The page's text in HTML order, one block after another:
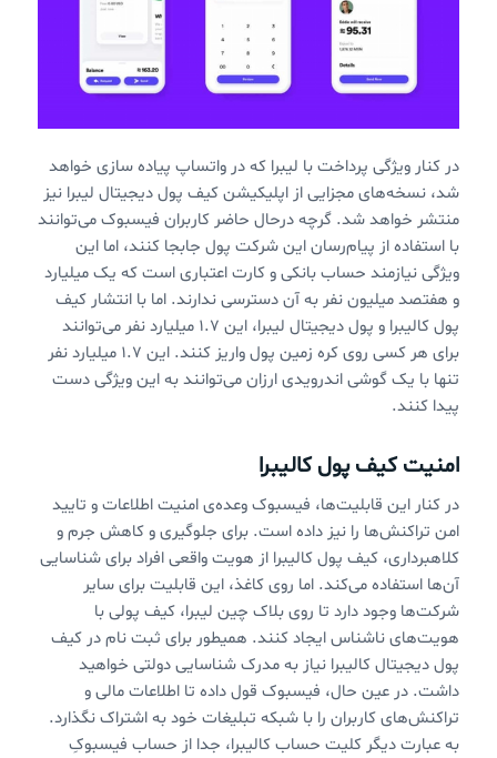
در کنار ویژگی پرداخت با لیبرا که در واتساپ پیاده سازی خواهد
شد، نسخه‌های مجزایی از اپلیکیشن کیف پول دیجیتال لیبرا نیز
منتشر خواهد شد. گرچه درحال حاضر کاربران فیسبوک می‌توانند
با استفاده از پیام‌رسان این شرکت پول جابجا کنند، اما این
ویژگی نیازمند حساب بانکی و کارت اعتباری است که یک میلیارد
و هفتصد میلیون نفر به آن دسترسی ندارند. اما با انتشار کیف
پول کالیبرا و پول دیجیتال لیبرا، این ۱.۷ میلیارد نفر می‌توانند
برای هر کسی روی کره زمین پول واریز کنند. این ۱.۷ میلیارد نفر
تنها با یک گوشی اندرویدی ارزان می‌توانند به این ویژگی دست
پیدا کنند.
امنیت کیف پول کالیبرا
در کنار این قابلیت‌ها، فیسبوک وعده‌ی امنیت اطلاعات و تایید
امن تراکنش‌ها را نیز داده است. برای جلوگیری و کاهش جرم و
کلاهبرداری، کیف پول کالیبرا از هویت واقعی افراد برای شناسایی
آن‌ها استفاده می‌کند. اما روی کاغذ، این قابلیت برای سایر
شرکت‌ها وجود دارد تا روی بلاک‌ چین لیبرا، کیف پولی با
هویت‌های ناشناس ایجاد کنند. همیطور برای ثبت نام در کیف
پول دیجیتال کالیبرا نیاز به مدرک شناسایی دولتی خواهید
داشت. در عین حال،‌ فیسبوک قول داده تا اطلاعات مالی و
تراکنش‌های کاربران را با شبکه تبلیغات خود به اشتراک نگذارد.
به عبارت دیگر کلیت حساب کالیبرا، جدا از حساب فیسبوکِ